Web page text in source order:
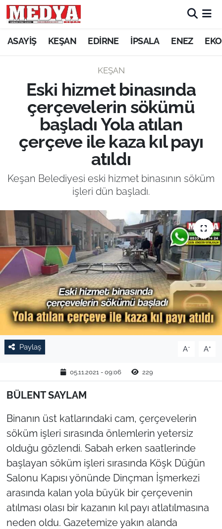
ASAYİŞ KEŞAN EDİRNE İPSALA ENEZ
KEŞAN
Eski hizmet binasında
çerçevelerin sökümü
başladı Yola atılan
çerçeve ile kaza kıl payı
atıldı
Keşan Belediyesi eski hizmet binasının söküm
işleri dün başladı.
Paylaş A- A+
05.11.2021 - 09:06 229
BÜLENT SAYLAM
Binanın üst katlarındaki cam, çerçevelerin
söküm işleri sırasında önlemlerin yetersiz
olduğu gözlendi. Sabah erken saatlerinde
başlayan söküm işleri sırasında Köşk Düğün
Salonu Kapısı yönünde Dinçman İşmerkezi
arasında kalan yola büyük bir çerçevenin
atılması olası bir kazanın kıl payı atlatılmasına
neden oldu. Gazetemize yakın alanda
KEŞAN
ASAYİŞ
SİYASET
GÜNDEM
EĞİTİM
TARIM VE HAYVANCILIK
KÜLTÜR SANAT
RESMİ İLAN
SPOR
YAŞAM
TEKİRDAĞ
KIRKLARELİ
ÇANAKKALE
TÜRKİYE
Bölge
Güvenlik